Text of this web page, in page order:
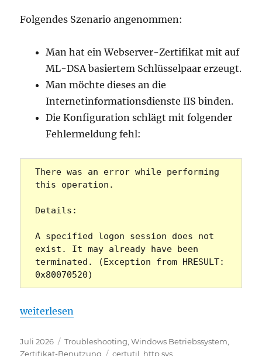
Folgendes Szenario angenommen:
Man hat ein Webserver-Zertifikat mit auf
ML-DSA basiertem Schlüsselpaar erzeugt.
Man möchte dieses an die
Internetinformationsdienste IIS binden.
Die Konfiguration schlägt mit folgender
Fehlermeldung fehl:
There was an error while performing
this operation.
Details:
A specified logon session does not
exist. It may already have been
terminated. (Exception from HRESULT:
0x80070520)
„Das Konfigurieren einer SSL-Zertifikatbindung
weiterlesen
Veröffentlicht
am
Juli 2026 Kategorien
Troubleshooting ,Windows Betriebssystem
Zertifikat-Benutzung
Schlagwörter
certutil http.sys